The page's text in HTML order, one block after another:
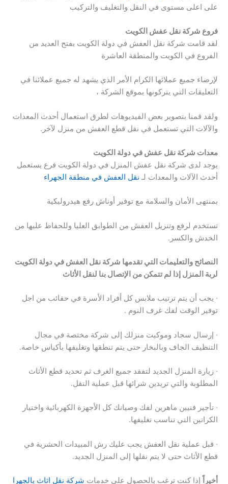
على اعلى مستوى في النقل والتغليف والتركيب
فروع شركة نقل عفش الكويت
لقد قامت شركة نقل العفش في دولة الكويت بفتح العديد من
الفروع في الكويت والمنطقة العاشرة
لإرضاء جميع عملائها الكرام الأمر الذي يشهد له جميع عملائنا في
التعليقات التي يتركونها بموقع الشركة ،
ولقد قمنا بتصوير بعض الفيديوهات لطرق استعمال أحدث المعدات
والآلات التي تستعمل في نقل قطع العفش من منزل لآخر.
معدات شركة نقل عفش في دولة الكويت
يوجد لدى شركة نقل عفش المنزل في دولة الكويت فرع يستعمل
أحدث الآلات والمعدات لـ نقل العفش في منطقة الجهراء
بمنتهى الأمان والسلامة مع توفير أوناش رفع هيدروليكية
تستخدم لرفع وتنزيل العفش من الطوابق العليا وللحفاظ عليها من
الخدش والكسر.
النصائح والتعليمات التي تقدمها شركة نقل العفش في دولة الكويت
لربة المنزل إذا لم تتمكن من الإتصال بنا لنقل الأثاث
· يجب أن يتم ترتيب ملابس كل أفراد الأسرة في حقائب من اجل
توفير الوقت لفك غرف النوم .
· إرسال سجاد وموكيت منزلك إلى شركة مختصة في مجال
التنظيف الجاف وبالبخار حتى يتم تنطقها وتغليفها بأكياس خاصة.
· زيارة المنزل الجديد لتفقد جميع الغرف ثم تحديد قطع الأثاث
المطلوبة والتي تريدين شرائها قبل عملية النقل.
· تأجير فنيين ماهرين لفك وصيانك كل الأجهزة الكهربائية واختيار
الكراتين التي تناسب تغليفها.
· قبل عملية نقل العفش يجب عليك رش المبيدات الحشرية في
قطع الأثاث حتى لا يتم نقلها إلى المنزل الجديد.
أخيراً إذا كنت ترغب بالحصول على خدمات شركة نقل اثاث بالجهرا